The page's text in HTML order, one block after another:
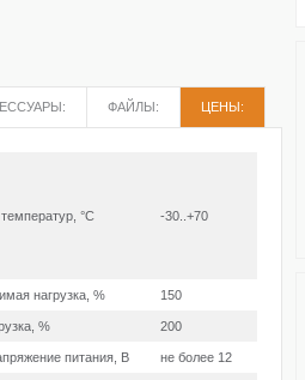
ФАЙЛЫ: ЦЕНЫ:
°С -30..+70
нагрузка, % 150
% 200
питания, В не более 12